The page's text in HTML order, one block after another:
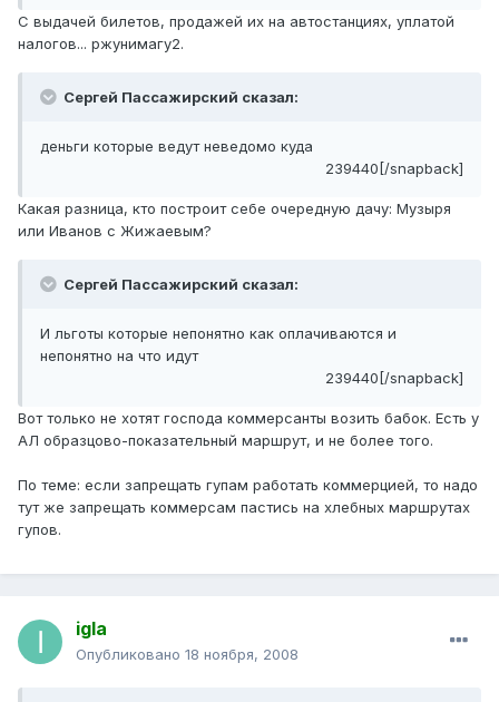
С выдачей билетов, продажей их на автостанциях, уплатой
налогов... ржунимагу2.
Сергей Пассажирский сказал:
деньги которые ведут неведомо куда
239440[/snapback]
Какая разница, кто построит себе очередную дачу: Музыря
или Иванов с Жижаевым?
Сергей Пассажирский сказал:
И льготы которые непонятно как оплачиваются и
непонятно на что идут
239440[/snapback]
Вот только не хотят господа коммерсанты возить бабок. Есть у
АЛ образцово-показательный маршрут, и не более того.
По теме: если запрещать гупам работать коммерцией, то надо
тут же запрещать коммерсам пастись на хлебных маршрутах
гупов.
igla
Опубликовано 18 ноября, 2008